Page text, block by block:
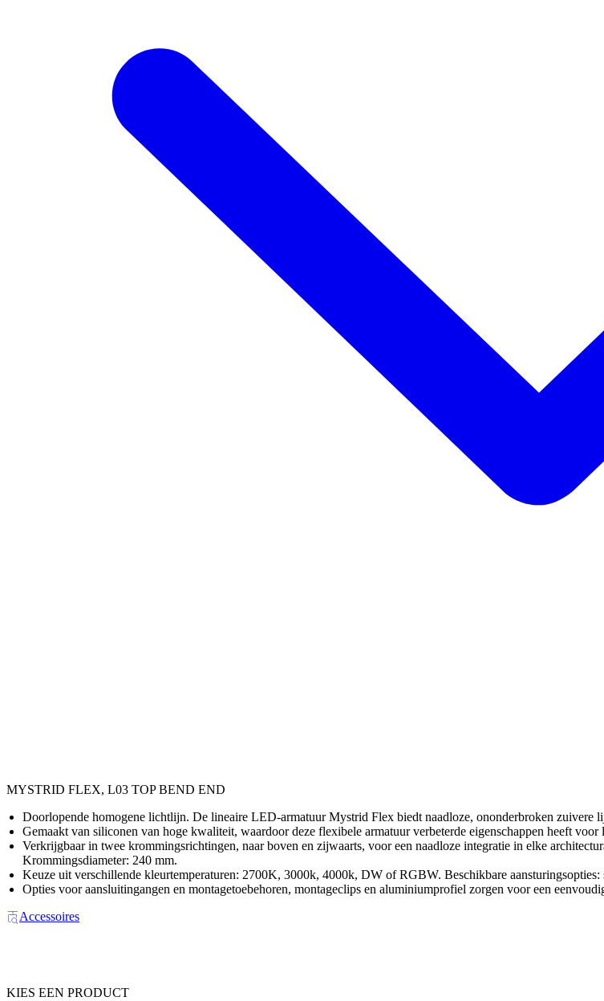
MYSTRID FLEX, L03 TOP BEND END
Doorlopende homogene lichtlijn. De lineaire LED-armatuur Mystrid Flex biedt naadloze, ononderbroken zuivere
Gemaakt van siliconen van hoge kwaliteit, waardoor deze flexibele armatuur verbeterde eigenschappen heeft voor
Verkrijgbaar in twee krommingsrichtingen, naar boven en zijwaarts, voor een naadloze integratie in elke
Krommingsdiameter: 240 mm.
Keuze uit verschillende kleurtemperaturen: 2700K, 3000k, 4000k, DW of RGBW. Beschikbare
Opties voor aansluitingangen en montagetoebehoren, montageclips en aluminiumprofiel zorgen voor een
Accessoires
KIES EEN PRODUCT